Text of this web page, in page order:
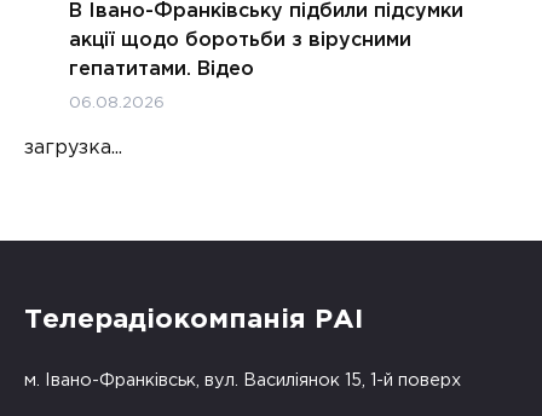
В Івано-Франківську підбили підсумки
акції щодо боротьби з вірусними
гепатитами. Відео
06.08.2026
загрузка...
Телерадіокомпанія РАІ
м. Івано-Франківськ, вул. Василіянок 15, 1-й поверх